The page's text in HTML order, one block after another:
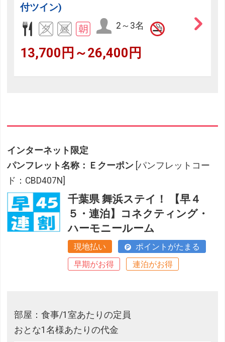
付ツイン)
2～3名
13,700円～26,400円
インターネット限定
パンフレット名称：Ｅクーポン [パンフレットコー
ド：CBD407N]
千葉県 舞浜ステイ！ 【早４
５・連泊】コネクティング・
ハーモニールーム
現地払い
ポイントがたまる
早期がお得
連泊がお得
部屋：食事/1室あたりの定員
おとな1名様あたりの代金